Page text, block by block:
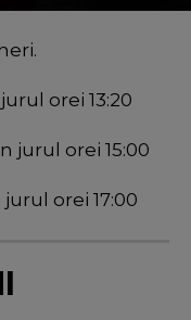
orei 13:20
jurul orei 15:00
orei 17:00